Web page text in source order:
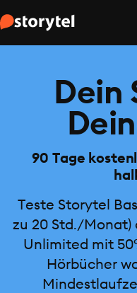
Dein
90 Tage
Teste Storytel
zu 20 Std./Monat)
Unlimited mit
Hörbücher